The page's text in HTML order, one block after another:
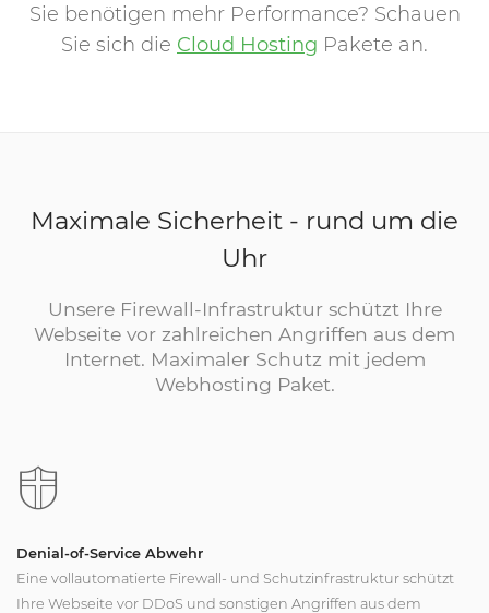
Sie benötigen mehr Performance? Schauen
Sie sich die Cloud Hosting Pakete an.
Maximale Sicherheit - rund um die
Uhr
Unsere Firewall-Infrastruktur schützt Ihre
Webseite vor zahlreichen Angriffen aus dem
Internet. Maximaler Schutz mit jedem
Webhosting Paket.
Denial-of-Service Abwehr
Eine vollautomatierte Firewall- und Schutzinfrastruktur schützt
Ihre Webseite vor DDoS und sonstigen Angriffen aus dem